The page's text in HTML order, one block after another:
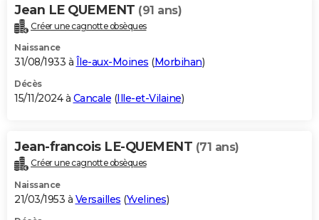
Jean LE QUEMENT (91 ans)
Créer une cagnotte obsèques
Naissance
31/08/1933 à Île-aux-Moines (Morbihan)
Décès
15/11/2024 à Cancale (Ille-et-Vilaine)
Jean-francois LE-QUEMENT (71 ans)
Créer une cagnotte obsèques
Naissance
21/03/1953 à Versailles (Yvelines)